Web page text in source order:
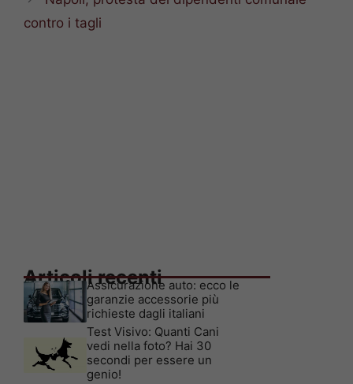
contro i tagli
Articoli recenti
Assicurazione auto: ecco le
garanzie accessorie più
richieste dagli italiani
Test Visivo: Quanti Cani
vedi nella foto? Hai 30
secondi per essere un
genio!